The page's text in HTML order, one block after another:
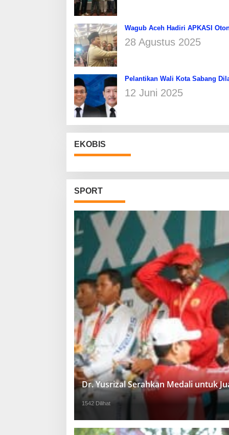
Wagub Aceh Hadiri APKASI
28 Agustus 2025
Pelantikan Wali Kota Sabang
12 Juni 2025
EKOBIS
SPORT
Dr. Yusrizal Serahkan Medali untuk
1542 Dilihat